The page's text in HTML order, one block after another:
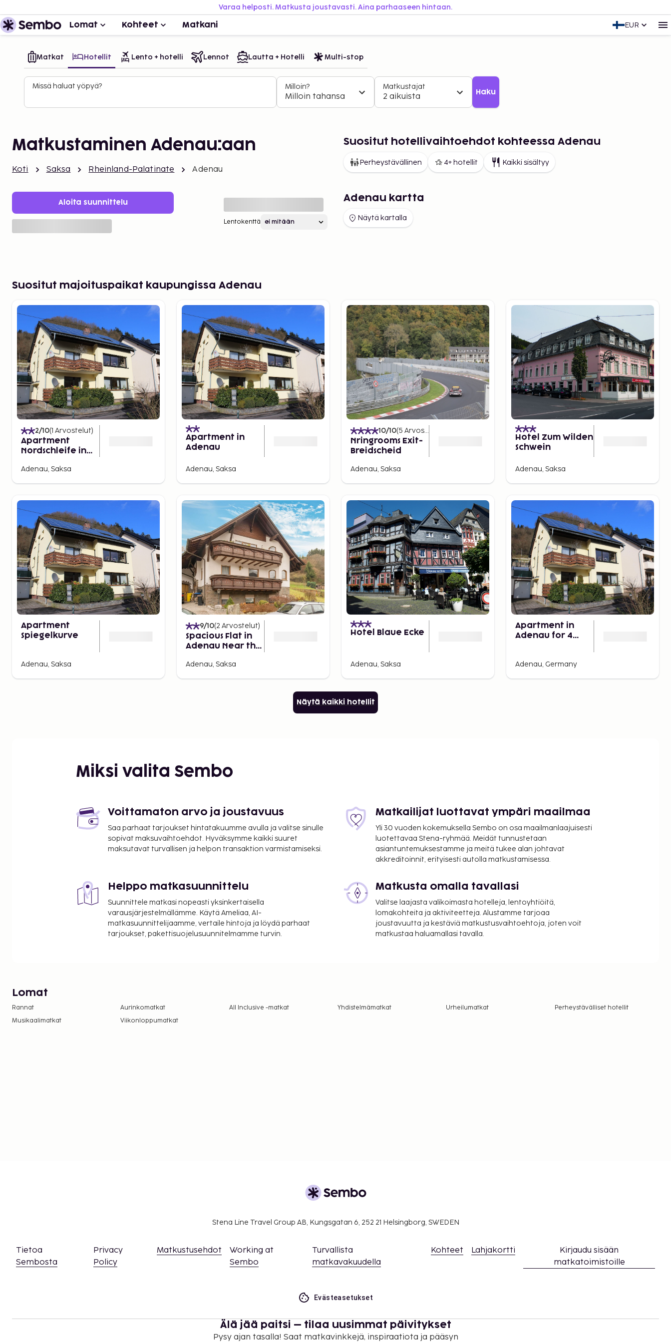
Varaa helposti. Matkusta joustavasti. Aina parhaaseen hintaan.
Lomat Kohteet Matkani EUR
Matkat Hotellit Lento + hotelli Lennot Lautta + Hotelli Multi-stop
Missä haluat yöpyä? Milloin?
Milloin tahansa
Matkustajat
2 aikuista Haku
Matkustaminen Adenau:aan
Koti Saksa Rheinland-Palatinate Adenau
Aloita suunnittelu
Lentokenttä
Suositut hotellivaihtoehdot kohteessa Adenau
Perheystävällinen 4+ hotellit Kaikki sisältyy
Adenau kartta
Näytä kartalla
Suositut majoituspaikat kaupungissa Adenau
2/10(1 Arvostelut)
Apartment
Nordschleife in
Adenau, Saksa
Apartment in
Adenau
Adenau, Saksa
10/10(5 Arvostelut
Nringrooms Exit-
Breidscheid
Adenau, Saksa
Hotel Zum Wilden
Schwein
Adenau, Saksa
Apartment
Spiegelkurve
Adenau, Saksa
9/10(2 Arvostelut)
Spacious Flat in
Adenau Near the
Adenau, Saksa
Hotel Blaue Ecke
Adenau, Saksa
Apartment in
Adenau for 4
Adenau, Germany
Näytä kaikki hotellit
Miksi valita Sembo
Voittamaton arvo ja joustavuus
Saa parhaat tarjoukset hintatakuumme avulla ja valitse sinulle
sopivat maksuvaihtoehdot. Hyväksymme kaikki suuret
maksutavat turvallisen ja helpon transaktion varmistamiseksi.
Matkailijat luottavat ympäri maailmaa
Yli 30 vuoden kokemuksella Sembo on osa maailmanlaajuisesti
luotettavaa Stena-ryhmää. Meidät tunnustetaan
asiantuntemuksestamme ja meitä tukee alan johtavat
akkreditoinnit, erityisesti autolla matkustamisessa.
Helppo matkasuunnittelu
Suunnittele matkasi nopeasti yksinkertaisella
varausjärjestelmällämme. Käytä Ameliaa, AI-
matkasuunnittelijaamme, vertaile hintoja ja löydä parhaat
tarjoukset, pakettisuojelusuunnitelmamme turvin.
Matkusta omalla tavallasi
Valitse laajasta valikoimasta hotelleja, lentoyhtiöitä,
lomakohteita ja aktiviteetteja. Alustamme tarjoaa
joustavuutta ja kestäviä matkustusvaihtoehtoja, joten voit
matkustaa haluamallasi tavalla.
Lomat
Rannat Aurinkomatkat All Inclusive -matkat Yhdistelmämatkat Urheilumatkat
Perheystävälliset hotellit
Musikaalimatkat
Viikonloppumatkat
Stena Line Travel Group AB, Kungsgatan 6, 252 21 Helsingborg, SWEDEN
Tietoa
Sembosta
Privacy
Policy
Matkustusehdot
Working at
Sembo
Turvallista
matkavakuudella
Kohteet Lahjakortti
Kirjaudu sisään
matkatoimistoille
Evästeasetukset
Älä jää paitsi – tilaa uusimmat päivitykset
Pysy ajan tasalla! Saat matkavinkkejä, inspiraatiota ja pääsyn